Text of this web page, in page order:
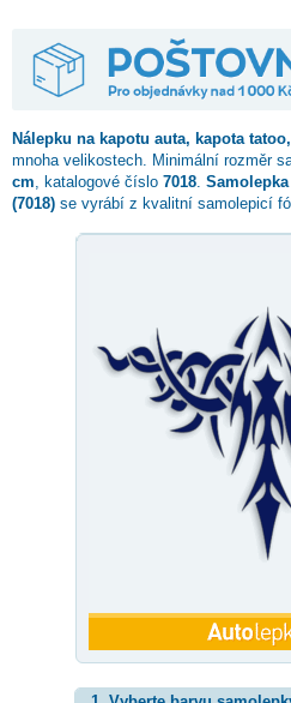
Nálepku na kapotu auta, kapota tatoo,
mnoha velikostech. Minimální rozměr
cm , katalogové číslo 7018
(7018) se vyrábí z kvalitní samolepicí